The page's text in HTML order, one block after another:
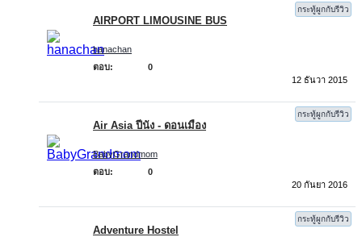
กระทู้ผูกกับรีวิว
AIRPORT LIMOUSINE BUS
hanachan
ตอบ:
0
12 ธันวา 2015
กระทู้ผูกกับรีวิว
Air Asia ปีนัง - ดอนเมือง
BabyGrandmom
ตอบ:
0
20 กันยา 2016
กระทู้ผูกกับรีวิว
Adventure Hostel